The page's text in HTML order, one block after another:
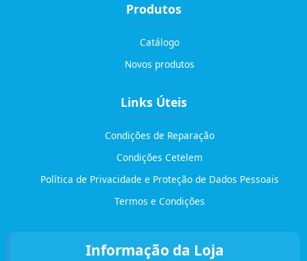
Produtos
Catálogo
Novos produtos
Links Úteis
Condições de Reparação
Condições Cetelem
Política de Privacidade e Proteção de Dados Pessoais
Termos e Condições
Informação da Loja